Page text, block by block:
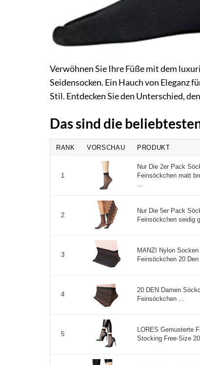
Verwöhnen Sie Ihre Füße mit dem
Seidensocken. Ein Hauch von Eleganz
Stil. Entdecken Sie den Unterschied,
Das sind die
RANK VORSCHAU PRODUKT
1
Nur Die 2er Pack
Feinsöckchen matt
...
2
Nur Die 5er Pack
Feinsöckchen seidig
3
MANZI Nylon
Feinsöckchen 20
4
20 DEN Damen
Feinsöckchen ...
5
LORES Gemusterte
Stocking Free-Size